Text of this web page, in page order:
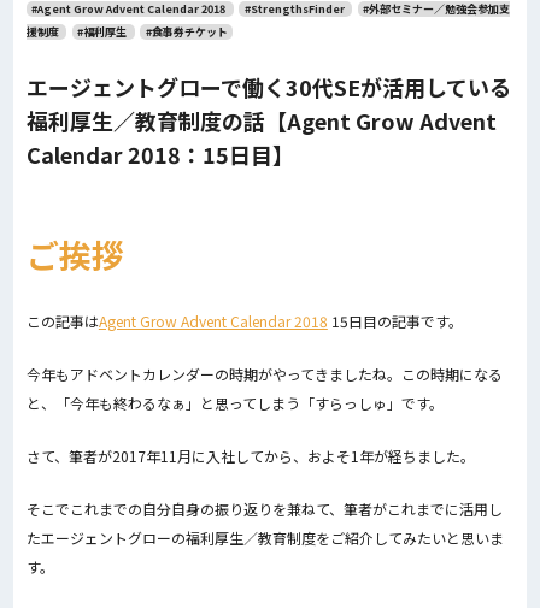
#Agent Grow Advent Calendar 2018
#StrengthsFinder
#外部セミナー／勉強会参加支
援制度
#福利厚生 #食事券チケット
エージェントグローで働く30代SEが活用している
福利厚生／教育制度の話【Agent Grow Advent
Calendar 2018：15日目】
ご挨拶
この記事はAgent Grow Advent Calendar 2018 15日目の記事です。
今年もアドベントカレンダーの時期がやってきましたね。この時期になる
と、「今年も終わるなぁ」と思ってしまう「すらっしゅ」です。
さて、筆者が2017年11月に入社してから、およそ1年が経ちました。
そこでこれまでの自分自身の振り返りを兼ねて、筆者がこれまでに活用し
たエージェントグローの福利厚生／教育制度をご紹介してみたいと思いま
す。